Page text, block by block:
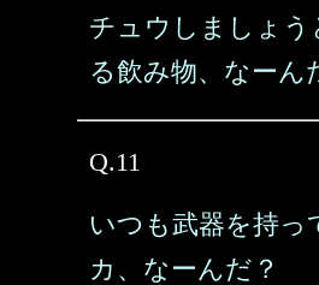
チュウしましょう
る飲み物、なーん
Q.11
いつも武器を持っ
カ、なーんだ？